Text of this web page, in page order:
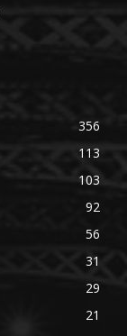
356
113
103
92
56
31
29
21